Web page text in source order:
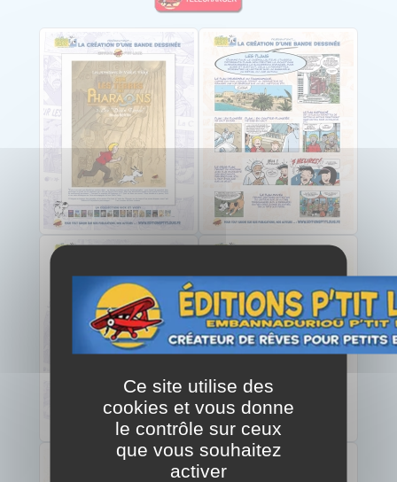
Ce site utilise des
cookies et vous donne
le contrôle sur ceux
que vous souhaitez
activer